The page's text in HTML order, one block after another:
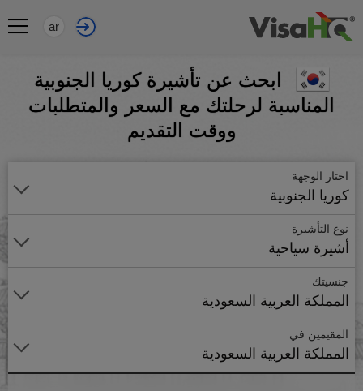
ar
ابحث عن تأشيرة كوريا الجنوبية
المناسبة لرحلتك مع السعر والمتطلبات
ووقت التقديم
اختار الوجهة
كوريا الجنوبية
نوع التأشيرة
أشيرة سياحية
جنسيتك
المملكة العربية السعودية
المقيمين في
المملكة العربية السعودية